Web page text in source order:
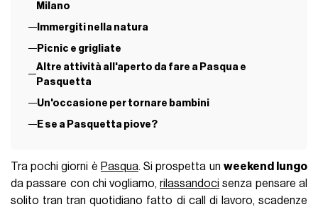
Milano
Immergiti nella natura
Picnic e grigliate
Altre attività all'aperto da fare a Pasqua e
Pasquetta
Un'occasione per tornare bambini
E se a Pasquetta piove?
Tra pochi giorni è Pasqua. Si prospetta un weekend lungo
da passare con chi vogliamo,rilassandoci senza pensare al
solito tran tran quotidiano fatto di call di lavoro, scadenze